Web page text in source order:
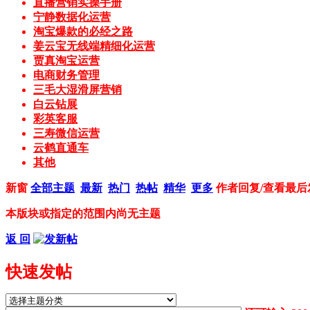
宁静数据化运营
淘宝爆款的必经之路
姜云宝无线端精细化运营
贾真淘宝运营
电商财务管理
三毛大湿滑屏营销
白云钻展
彩英客服
三寿微信运营
云鹤直通车
其他
新窗 全部主题 最新 热门 热帖 精华 更多 作者回复/查看最后
本版块或指定的范围内尚无主题
返 回
快速发帖